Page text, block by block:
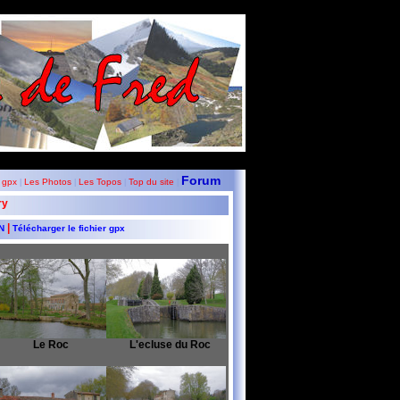
gpx Les Photos Les Topos Top du site Forum
Télécharger le fichier gpx
Le Roc L'ecluse du Roc